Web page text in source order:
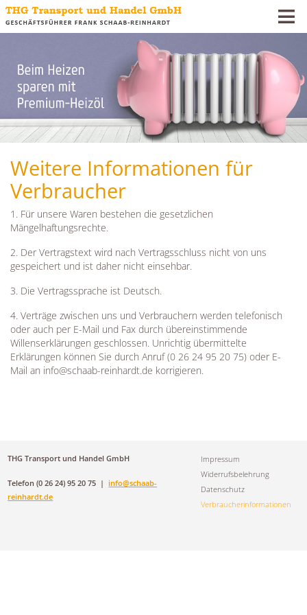
Weitere Informationen für
Verbraucher
1. Für unsere Waren bestehen die gesetzlichen
Mängelhaftungsrechte.
2. Der Vertragstext wird nach Vertragsschluss nicht von uns
gespeichert und ist daher nicht einsehbar.
3. Die Vertragssprache ist Deutsch.
4. Verträge zwischen uns und Verbrauchern werden telefonisch
oder auch per E-Mail und Fax durch übereinstimmende
Willenserklärungen geschlossen. Unrichtig übermittelte
Erklärungen können Sie durch Anruf (0 26 24 95 20 75) oder E-
Mail an info@schaab-reinhardt.de korrigieren.
Navigation
überspringen
Impressum
Widerrufsbelehrung
Datenschutz
Verbraucherinformationen
THG Transport und Handel GmbH
Telefon (0 26 24) 95 20 75 | info@schaab-
reinhardt.de